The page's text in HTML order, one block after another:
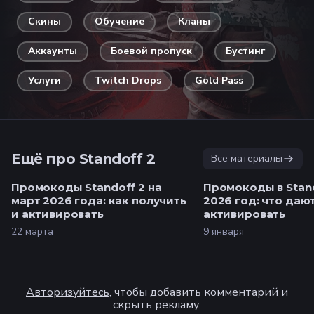
Скины Обучение Кланы
Аккаунты Боевой пропуск Бустинг
Услуги Twitch Drops Gold Pass
Ещё про Standoff 2 Все материалы
Промокоды Standoff 2 на
март 2026 года: как получить
и активировать
22 марта
Промокоды в
2026 год: что
активировать
9 января
Авторизуйтесь, чтобы добавить комментарий и
скрыть рекламу.